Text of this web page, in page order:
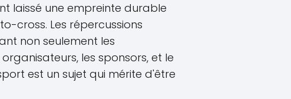
laissé une empreinte durable
cross. Les répercussions
non seulement les
les sponsors, et le
est un sujet qui mérite d'être